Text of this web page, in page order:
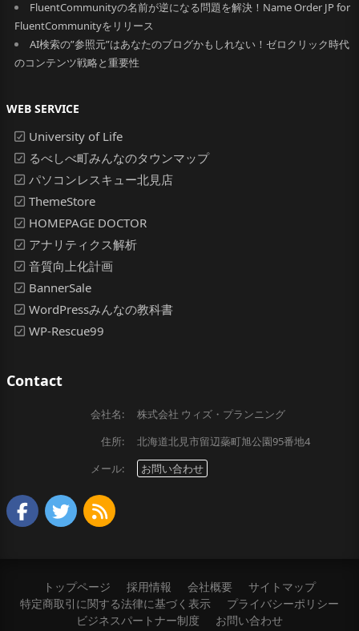
FluentCommunityの名前が逆になる問題を解決！Name Order JP for
FluentCommunityをリリース
AI検索の”参照元”はあなたのブログかもしれない！ゼロクリック時代
のコンテンツ戦略と重要性
WEB SERVICE
University of Life
るべしべ町みんなのタウンマップ
パソコンレスキュー北見店
ThemeStore
HOMEPAGE DOCTOR
アナリティクス解析
音質向上化計画
BannerSale
WordPressみんなの教科書
WP-Rescue99
Contact
会社名:
株式会社 ウィズ・プランニング
住所:
北海道北見市留辺蘂町旭公園95番地4
メール:
お問い合わせ
トップページ 採用情報 会社概要
サイトマップ
特定商取引に関する法律に基づく表示
プライバシーポリシー
ビジネスパートナー制度
お問い合わせ